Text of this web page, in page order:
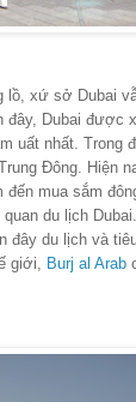
lồ, xứ sở Dubai
Dubai được
uất nhất. Trong
Đông. Hiện
mua sắm
du lịch
du lịch và
giới, Burj al Arab